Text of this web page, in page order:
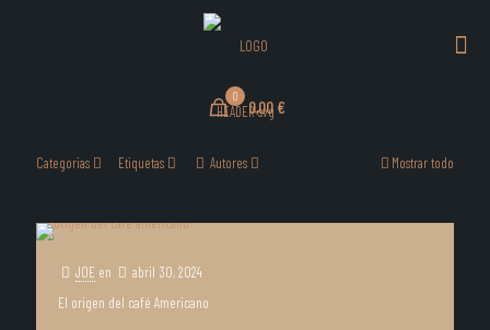
0
0,00 €
Categorias Etiquetas Autores Mostrar todo
JOE en abril 30, 2024
El origen del café Americano